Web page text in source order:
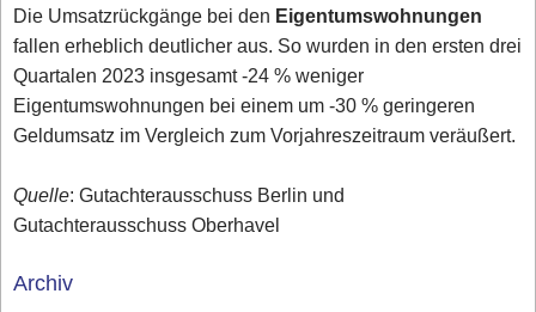
Die Umsatzrückgänge bei den Eigentumswohnungen
fallen erheblich deutlicher aus. So wurden in den ersten drei
Quartalen 2023 insgesamt -24 % weniger
Eigentumswohnungen bei einem um -30 % geringeren
Geldumsatz im Vergleich zum Vorjahreszeitraum veräußert.
Quelle: Gutachterausschuss Berlin und
Gutachterausschuss Oberhavel
Archiv